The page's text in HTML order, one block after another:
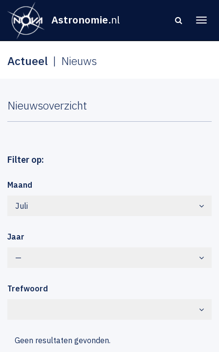
Astronomie.nl
Actueel Nieuws
Nieuwsoverzicht
Filter op:
Maand
Juli
Jaar
—
Trefwoord
Geen resultaten gevonden.